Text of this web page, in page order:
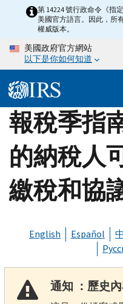
content
第 14224 號行政命令《指
美國官方語言。因此，所
權威版本。
美國政府官方網站
以下是你如何知道
報稅季指
的納稅人
繳稅和協
English Español
通知 ：歷史